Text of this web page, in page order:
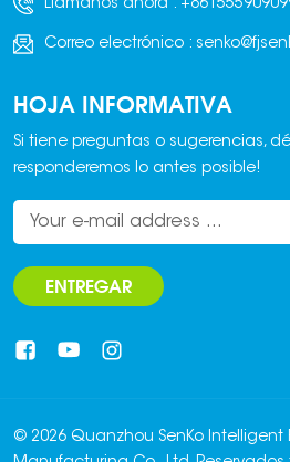
Llámanos ahora :
Correo electrónico :
HOJA INFORMATIVA
Si tiene preguntas o sugerencias,
responderemos lo antes posible!
ENTREGAR
© 2026 Quanzhou SenKo Intelligent